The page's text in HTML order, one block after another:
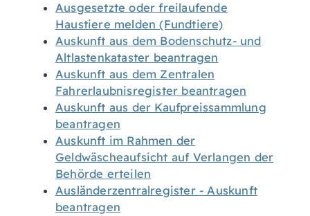
Ausgesetzte oder freilaufende
Haustiere melden (Fundtiere)
Auskunft aus dem Bodenschutz- und
Altlastenkataster beantragen
Auskunft aus dem Zentralen
Fahrerlaubnisregister beantragen
Auskunft aus der Kaufpreissammlung
beantragen
Auskunft im Rahmen der
Geldwäscheaufsicht auf Verlangen der
Behörde erteilen
Ausländerzentralregister - Auskunft
beantragen